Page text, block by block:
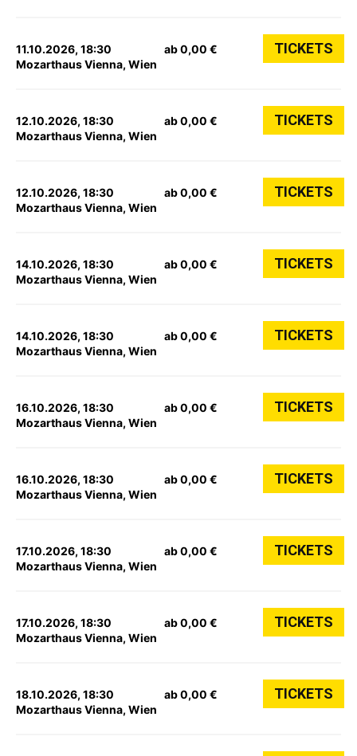
11.10.2026, 18:30
Mozarthaus Vienna, Wien
ab 0,00 € TICKETS
12.10.2026, 18:30
Mozarthaus Vienna, Wien
ab 0,00 € TICKETS
12.10.2026, 18:30
Mozarthaus Vienna, Wien
ab 0,00 € TICKETS
14.10.2026, 18:30
Mozarthaus Vienna, Wien
ab 0,00 € TICKETS
14.10.2026, 18:30
Mozarthaus Vienna, Wien
ab 0,00 € TICKETS
16.10.2026, 18:30
Mozarthaus Vienna, Wien
ab 0,00 € TICKETS
16.10.2026, 18:30
Mozarthaus Vienna, Wien
ab 0,00 € TICKETS
17.10.2026, 18:30
Mozarthaus Vienna, Wien
ab 0,00 € TICKETS
17.10.2026, 18:30
Mozarthaus Vienna, Wien
ab 0,00 € TICKETS
18.10.2026, 18:30
Mozarthaus Vienna, Wien
ab 0,00 € TICKETS